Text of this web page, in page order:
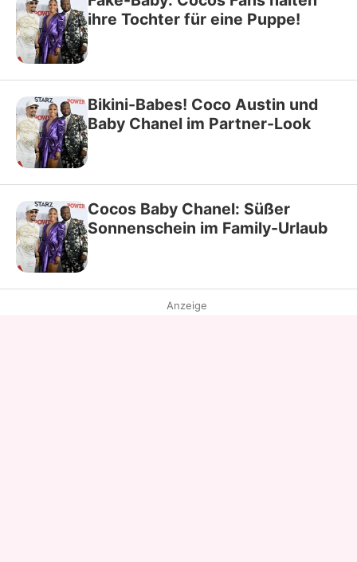
ihre Tochter für eine Puppe!
Bikini-Babes! Coco Austin und
Baby Chanel im Partner-Look
Cocos Baby Chanel: Süßer
Sonnenschein im Family-Urlaub
Anzeige